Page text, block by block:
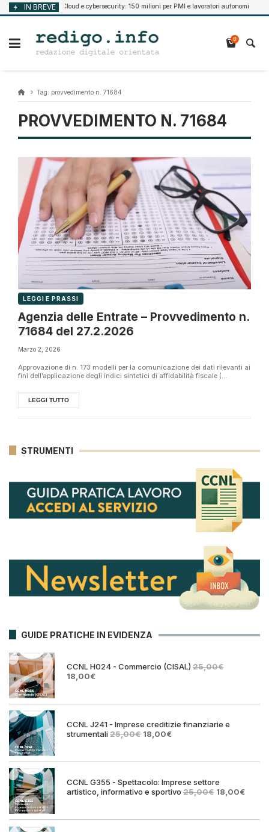
Vai
al
IN BREVE
Agosto 10, 2026 Cloud e cybersecurity: 150 milioni per PMI e lavoratori autonomi
0
Tag: provvedimento n. 71684
PROVVEDIMENTO N. 71684
LEGGI E PRASSI
Agenzia delle Entrate – Provvedimento n.
71684 del 27.2.2026
Marzo 2, 2026
Approvazione di n. 173 modelli per la comunicazione dei dati rilevanti ai
fini dell’applicazione degli indici sintetici di affidabilità fiscale (...
LEGGI TUTTO
STRUMENTI
GUIDE PRATICHE IN EVIDENZA
CCNL H024 - Commercio (CISAL) 25,00€
Il
era:
18,00€Il
è:
CCNL J241 - Imprese creditizie finanziarie e
strumentali25,00€ Il
era:
18,00€Il
è:
CCNL G355 - Spettacolo: Imprese settore
artistico, informativo e sportivo 25,00€ Il
era:
18,00€Il
è: